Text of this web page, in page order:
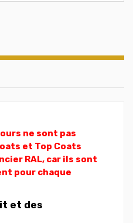
ne sont pas
et Top Coats
RAL, car ils sont
pour chaque
et des